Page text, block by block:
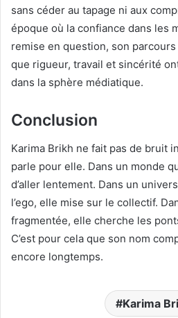
sans céder au tapage ni aux
époque où la confiance dans les
remise en question, son
que rigueur, travail et sincérité
dans la sphère médiatique.
Conclusion
Karima Brikh ne fait pas de bruit
parle pour elle. Dans un monde
d’aller lentement. Dans un
l’ego, elle mise sur le collectif.
fragmentée, elle cherche les
C’est pour cela que son nom
encore longtemps.
Karima